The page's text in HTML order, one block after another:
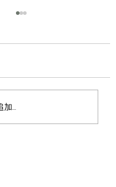
治で味わう夏
加…